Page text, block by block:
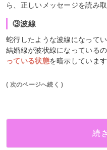
ら、正しいメッセージを読み
③波線
蛇行したような波線になって
結婚線が波状線になっているの
っている状態を暗示しています
( 次のページへ続く )
続